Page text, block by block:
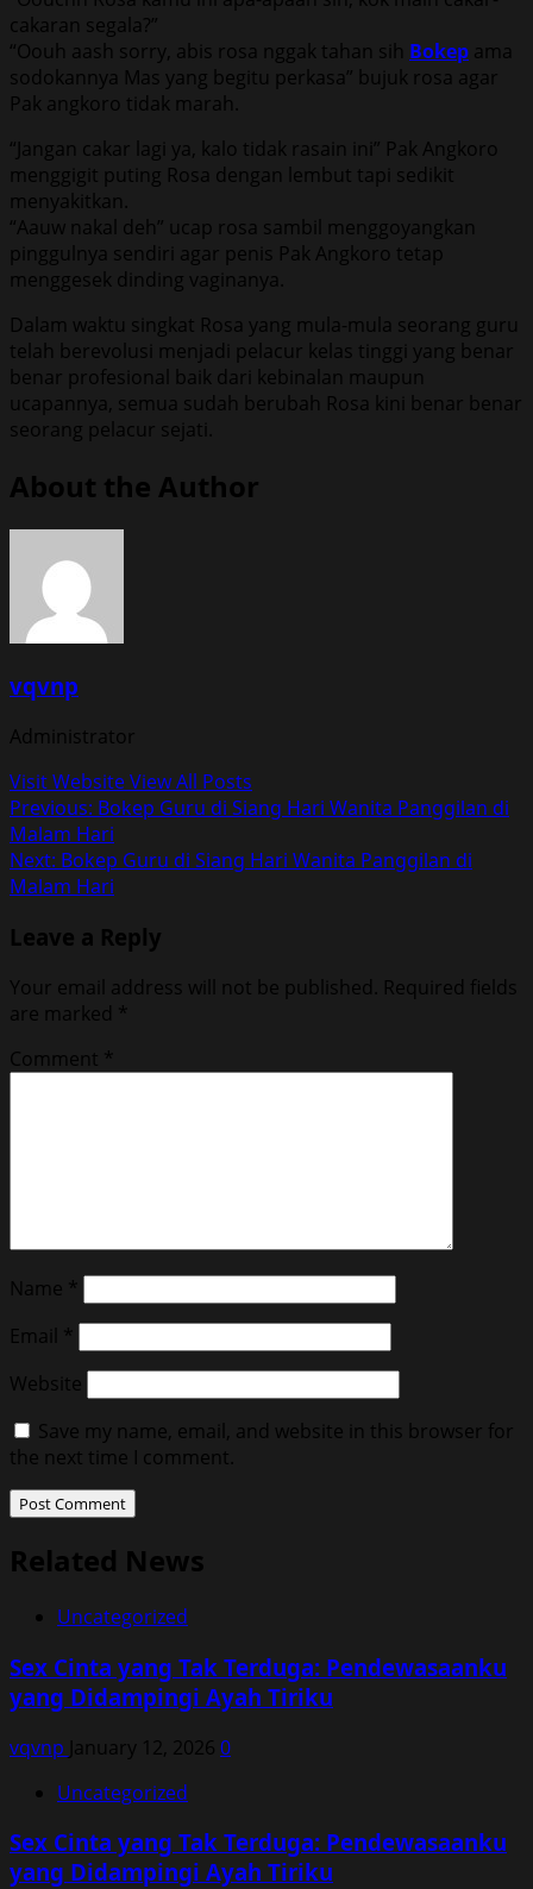
cakaran segala?”
“Oouh aash sorry, abis rosa nggak tahan sih Bokep ama
sodokannya Mas yang begitu perkasa” bujuk rosa agar
Pak angkoro tidak marah.
“Jangan cakar lagi ya, kalo tidak rasain ini” Pak Angkoro
menggigit puting Rosa dengan lembut tapi sedikit
menyakitkan.
“Aauw nakal deh” ucap rosa sambil menggoyangkan
pinggulnya sendiri agar penis Pak Angkoro tetap
menggesek dinding vaginanya.
Dalam waktu singkat Rosa yang mula-mula seorang guru
telah berevolusi menjadi pelacur kelas tinggi yang benar
benar profesional baik dari kebinalan maupun
ucapannya, semua sudah berubah Rosa kini benar benar
seorang pelacur sejati.
About the Author
vqvnp
Administrator
Visit WebsiteView All Posts
Post
navigation
Previous: Bokep Guru di Siang Hari Wanita Panggilan di
Malam Hari
Next: Bokep Guru di Siang Hari Wanita Panggilan di
Malam Hari
Leave a Reply
Your email address will not be published. Required fields
are marked *
Comment *
Name *
Email
*
Website
Save my name, email, and website in this browser for
the next time I comment.
Related News
Uncategorized
Sex Cinta yang Tak Terduga: Pendewasaanku
yang Didampingi Ayah Tiriku
vqvnp January 12, 2026 0
Uncategorized
Sex Cinta yang Tak Terduga: Pendewasaanku
yang Didampingi Ayah Tiriku